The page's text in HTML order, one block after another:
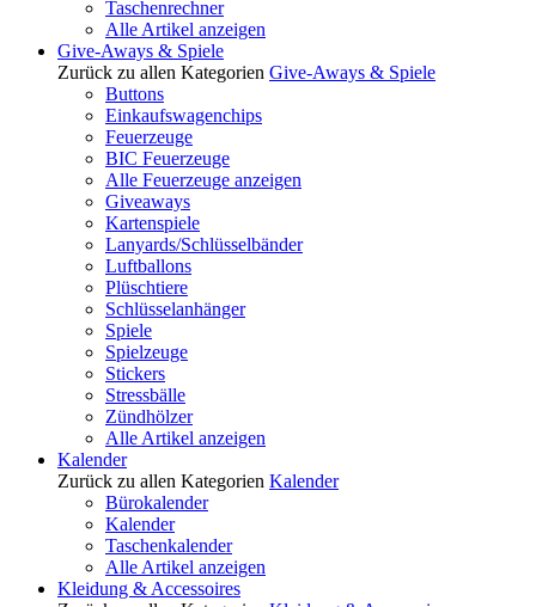
Taschenrechner
Alle Artikel anzeigen
Give-Aways & Spiele
Zurück zu allen Kategorien Give-Aways & Spiele
Buttons
Einkaufswagenchips
Feuerzeuge
BIC Feuerzeuge
Alle Feuerzeuge anzeigen
Giveaways
Kartenspiele
Lanyards/Schlüsselbänder
Luftballons
Plüschtiere
Schlüsselanhänger
Spiele
Spielzeuge
Stickers
Stressbälle
Zündhölzer
Alle Artikel anzeigen
Kalender
Zurück zu allen Kategorien Kalender
Bürokalender
Kalender
Taschenkalender
Alle Artikel anzeigen
Kleidung & Accessoires